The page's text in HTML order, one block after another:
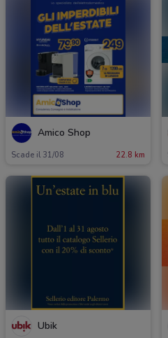
Amico Shop
Scade il 31/08 22.8 km
Ubik